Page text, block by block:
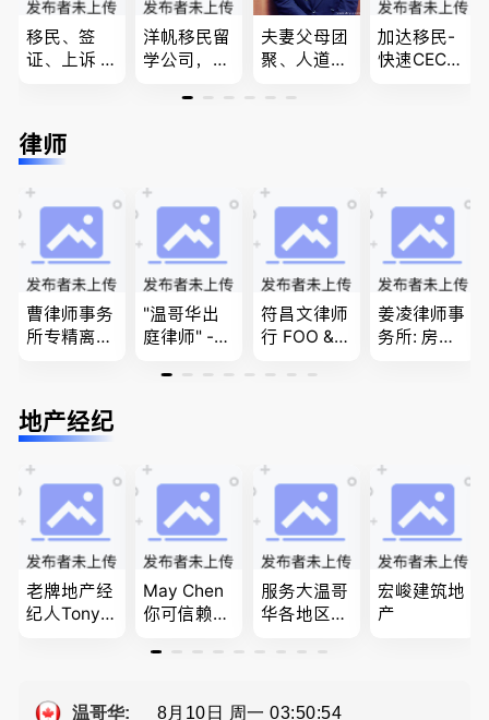
移民、签
证、上诉 --
进”的RCIC-
IRB持牌移
洋帆移民留
学公司，精
签各类签证
民和魁北克
PEQ60472
08731
夫妻父母团
聚、人道移
和工签 移
移民签证
、翻译和海
牙认证
加达移民-
快速CEC&P
商业移民，
名校申请
律师
曹律师事务
所专精离
经济纠纷，
財產分割，
买卖
"温哥华出
庭律师" -
务所 - 劳动
纠纷，审判
符昌文律师
行 FOO & C
家庭法, 离
姜凌律师事
务所: 房产
地产经纪
老牌地产经
纪人Tony L
佣
May Chen
你可信赖的
为你提供全
服务
服务大温哥
华各地区的
地产专业持
Sophia Fan
宏峻建筑地
产
温哥华:
8月10日 周一 03:50:54